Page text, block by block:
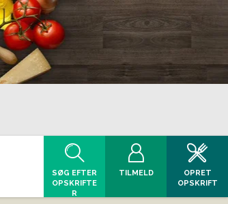
SØG EFTER
OPSKRIFTE
R
TILMELD
OPRET
OPSKRIFT